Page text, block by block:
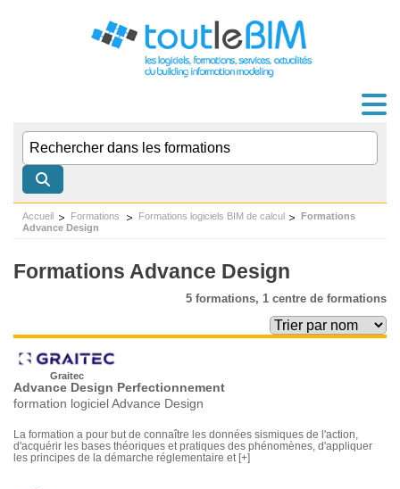
Accueil Formations Formations logiciels BIM de calcul
Formations
Advance Design
Formations Advance Design
5 formations, 1 centre de formations
Graitec
Advance Design Perfectionnement
formation logiciel Advance Design
La formation a pour but de connaître les données sismiques de l'action,
d'acquérir les bases théoriques et pratiques des phénomènes, d'appliquer
les principes de la démarche réglementaire et [+]